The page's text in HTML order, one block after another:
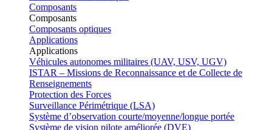
Composants
Composants
Composants optiques
Applications
Applications
Véhicules autonomes militaires (UAV, USV, UGV)
ISTAR – Missions de Reconnaissance et de Collecte de
Renseignements
Protection des Forces
Surveillance Périmétrique (LSA)
Système d’observation courte/moyenne/longue portée
Système de vision pilote améliorée (DVE)